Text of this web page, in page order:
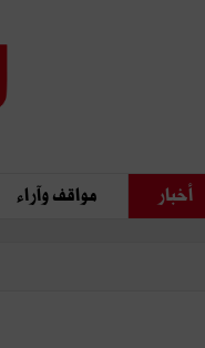
أخبار مواقف وآراء